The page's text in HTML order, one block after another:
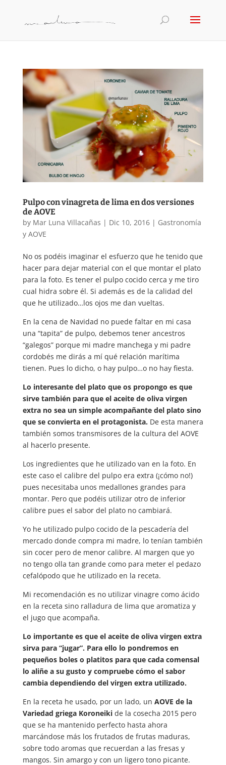
Pulpo con vinagreta de lima en dos versiones
de AOVE
by Mar Luna Villacañas | Dic 10, 2016| Gastronomía
y AOVE
No os podéis imaginar el esfuerzo que he tenido que
hacer para dejar material con el que montar el plato
para la foto. Es tener el pulpo cocido cerca y me tiro
cual hidra sobre él. Si además es de la calidad del
que he utilizado…los ojos me dan vueltas.
En la cena de Navidad no puede faltar en mi casa
una “tapita” de pulpo, debemos tener ancestros
“galegos” porque mi madre manchega y mi padre
cordobés me dirás a mí qué relación marítima
tienen. Pues lo dicho, o hay pulpo…o no hay fiesta.
Lo interesante del plato que os propongo es que
sirve también para que el aceite de oliva virgen
extra no sea un simple acompañante del plato sino
que se convierta en el protagonista. De esta manera
también somos transmisores de la cultura del AOVE
al hacerlo presente.
Los ingredientes que he utilizado van en la foto. En
este caso el calibre del pulpo era extra (¡cómo no!)
pues necesitaba unos medallones grandes para
montar. Pero que podéis utilizar otro de inferior
calibre pues el sabor del plato no cambiará.
Yo he utilizado pulpo cocido de la pescadería del
mercado donde compra mi madre, lo tenían también
sin cocer pero de menor calibre. Al margen que yo
no tengo olla tan grande como para meter el pedazo
cefalópodo que he utilizado en la receta.
Mi recomendación es no utilizar vinagre como ácido
en la receta sino ralladura de lima que aromatiza y
el jugo que acompaña.
Lo importante es que el aceite de oliva virgen extra
sirva para “jugar”. Para ello lo pondremos en
pequeños boles o platitos para que cada comensal
lo aliñe a su gusto y compruebe cómo el sabor
cambia dependiendo del virgen extra utilizado.
En la receta he usado, por un lado, un AOVE de la
Variedad griega Koroneikide la cosecha 2015 pero
que se ha mantenido perfecto hasta ahora
marcándose más los frutados de frutas maduras,
sobre todo aromas que recuerdan a las fresas y
mangos. Sin amargo y con un ligero tono picante.